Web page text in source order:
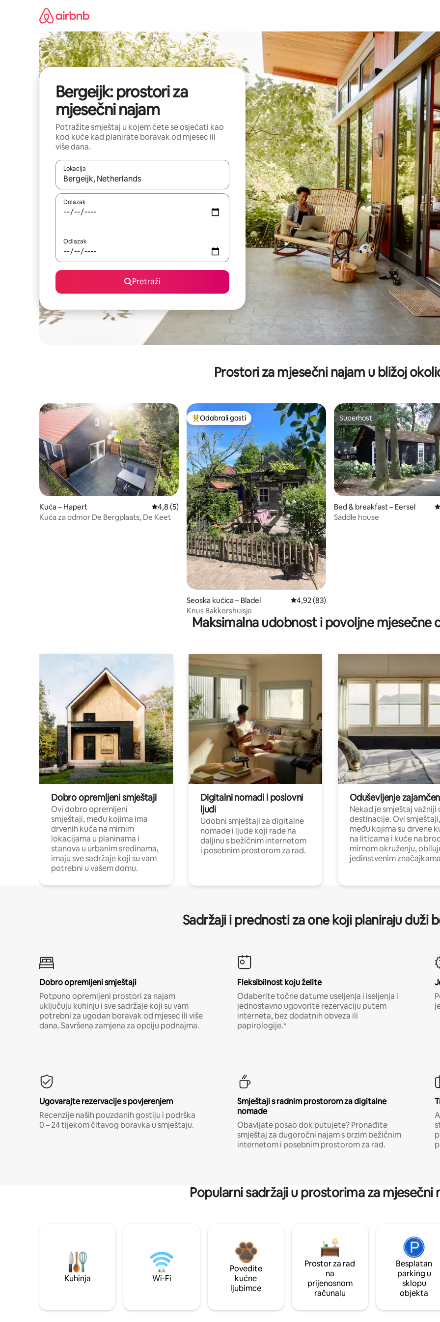
Bergeijk: prostori za
mjesečni najam
Potražite smještaj u kojem ćete se osjećati kao
kod kuće kad planirate boravak od mjesec ili
više dana.
Lokacija
Kada budu dostupni rezultati, moći ćete ih pregledati koristeći se strelicama prema gore i prema dolje, kao i dodirom ili
Dolazak
Odlazak
Pretraži
Prostori za mjesečni najam u bližoj
Kuća – Hapert Prosječna ocjena: 4,8/5, recenzija: 5
4,8 (5)
Kuća za odmor De Bergplaats, De Keet
Među najviše rangiranima s oznakom „Odabrali gosti”
Odabrali gosti
Seoska kućica – Bladel Prosječna ocjena: 4,92/5, recenzija: 83
4,92 (83)
Knus Bakkershuisje
Superhost
Superhost
Bed & breakfast – Eersel
Saddle house
Maksimalna udobnost i povoljne mjesečne
Dobro opremljeni smještaji
Ovi dobro opremljeni
smještaji, među kojima ima
drvenih kuća na mirnim
lokacijama u planinama i
stanova u urbanim sredinama,
imaju sve sadržaje koji su vam
potrebni u vašem domu.
Digitalni nomadi i poslovni
ljudi
Udobni smještaji za digitalne
nomade i ljude koji rade na
daljinu s bežičnim internetom
i posebnim prostorom za rad.
Oduševljenje
Nekad je smještaj važniji
destinacije. Ovi smještaji,
među kojima su drvene
na liticama i kuće na
mirnom okruženju,
jedinstvenim
Sadržaji i prednosti za one koji planiraju duži
Dobro opremljeni smještaji
Potpuno opremljeni prostori za najam
uključuju kuhinju i sve sadržaje koji su vam
potrebni za ugodan boravak od mjesec ili više
dana. Savršena zamjena za opciju podnajma.
Fleksibilnost koju želite
Odaberite točne datume useljenja i iseljenja i
jednostavno ugovorite rezervaciju putem
interneta, bez dodatnih obveza ili
papirologije.*
Ugovarajte rezervacije s povjerenjem
Recenzije naših pouzdanih gostiju i podrška
0 – 24 tijekom čitavog boravka u smještaju.
Smještaji s radnim prostorom za digitalne
nomade
Obavljate posao dok putujete? Pronađite
smještaj za dugoročni najam s brzim bežičnim
internetom i posebnim prostorom za rad.
Popularni sadržaji u prostorima za mjesečni
Kuhinja Wi-Fi
Povedite
kućne
ljubimce
Prostor za rad
na
prijenosnom
računalu
Besplatan
parking u
sklopu
objekta